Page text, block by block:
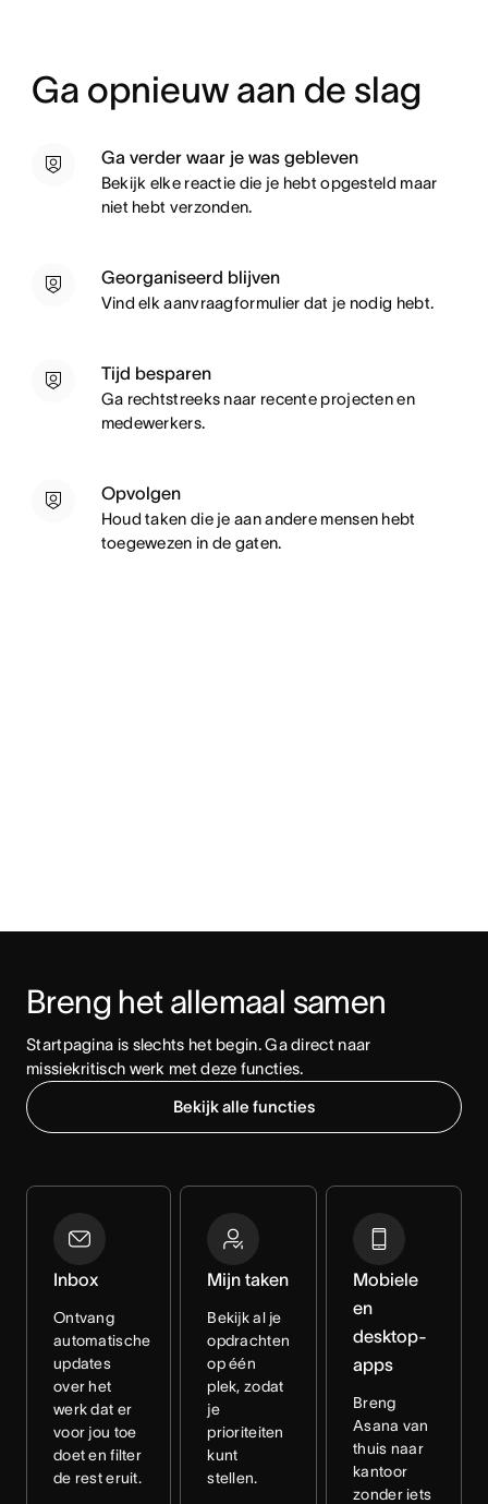
Ga opnieuw aan de slag
Ga verder waar je was gebleven
Bekijk elke reactie die je hebt opgesteld maar
niet hebt verzonden.
Georganiseerd blijven
Vind elk aanvraagformulier dat je nodig hebt.
Tijd besparen
Ga rechtstreeks naar recente projecten en
medewerkers.
Opvolgen
Houd taken die je aan andere mensen hebt
toegewezen in de gaten.
Breng het allemaal samen
Startpagina is slechts het begin. Ga direct naar
missiekritisch werk met deze functies.
Bekijk alle functies
Inbox
Ontvang
automatische
updates
over het
werk dat er
voor jou toe
doet en filter
de rest eruit.
Mijn taken
Bekijk al je
opdrachten
op één
plek, zodat
je
prioriteiten
kunt
stellen.
Mobiele
en
desktop-
apps
Breng
Asana van
thuis naar
kantoor
zonder iets